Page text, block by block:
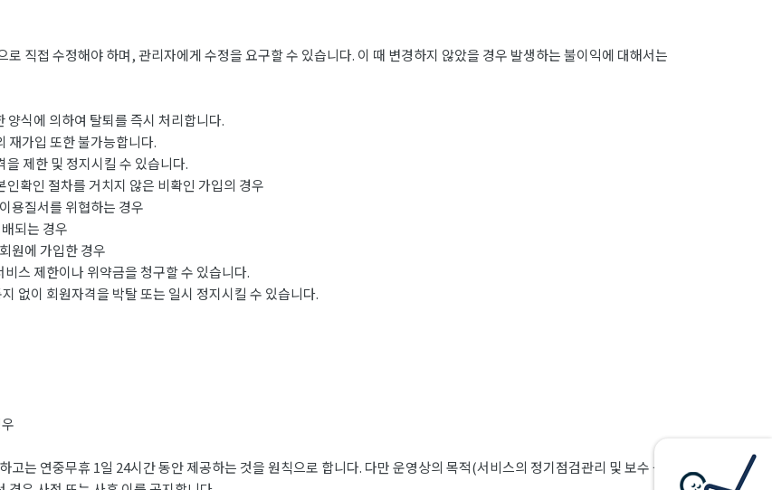
직접 수정해야 하며, 관리자에게 수정을 요구할 수 있습니다. 이 때 변경하지 않았을 경우 발생하는 불이익에 대해서는
식에 의하여 탈퇴를 즉시 처리합니다.
재가입 또한 불가능합니다.
제한 및 정지시킬 수 있습니다.
확인 절차를 거치지 않은 비확인 가입의 경우
질서를 위협하는 경우
되는 경우
원에 가입한 경우
스 제한이나 위약금을 청구할 수 있습니다.
없이 회원자격을 박탈 또는 일시 정지시킬 수 있습니다.
고는 연중무휴 1일 24시간 동안 제공하는 것을 원칙으로 합니다. 다만 운영상의 목적(서비스의 정기점검관리 및 보수 등)